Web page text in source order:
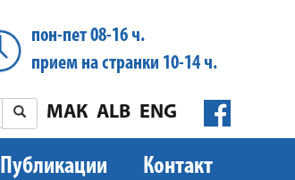
пон-пет 08-16 ч.
прием на странки 10-14 ч.
ENG
ALB
МАК
Публикации Контакт